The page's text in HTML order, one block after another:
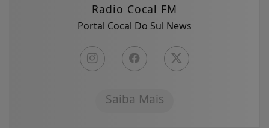
Radio Cocal FM
Portal Cocal Do Sul News
Saiba Mais